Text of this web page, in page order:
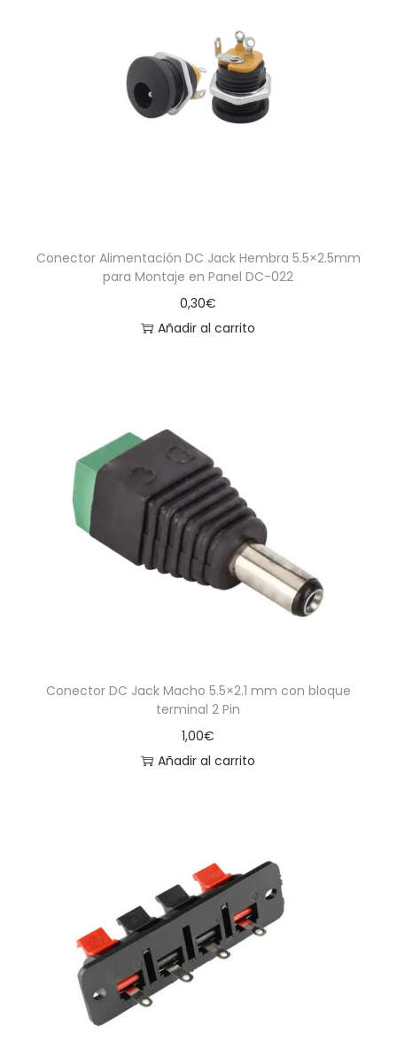
Conector Alimentación DC Jack Hembra 5.5×2.5mm
para Montaje en Panel DC-022
0,30€
Añadir al carrito
Conector DC Jack Macho 5.5×2.1 mm con bloque
terminal 2 Pin
1,00€
Añadir al carrito